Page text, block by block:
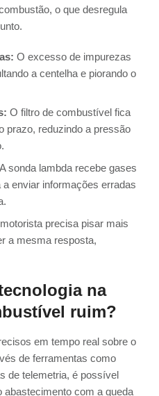
o que desregula
O excesso de impurezas
a centelha e piorando o
O filtro de combustível fica
prazo, reduzindo a pressão
A sonda lambda recebe gases
enviar informações erradas
precisa pisar mais
a mesma resposta,
na
ruim?
em tempo real sobre o
de ferramentas como
de telemetria, é possível
abastecimento com a queda